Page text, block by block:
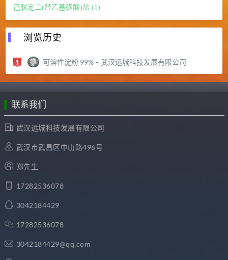
己脒定二(羟乙基磺酸)盐 (1)
浏览历史
可溶性淀粉 99% – 武汉远城科技发展有限公司
联系我们
武汉远城科技发展有限公司
武汉市武昌区中山路496号
郑先生
17282536078
3042184429
17282536078
3042184429@qq.com